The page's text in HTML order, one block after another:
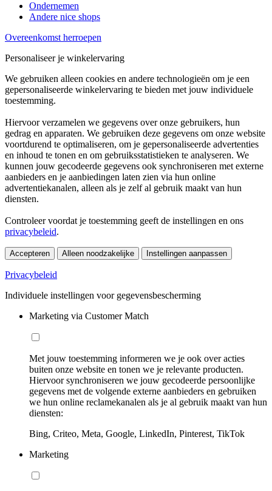
Ondernemen
Andere nice shops
Overeenkomst herroepen
Personaliseer je winkelervaring
We gebruiken alleen cookies en andere technologieën om je een
gepersonaliseerde winkelervaring te bieden met jouw individuele
toestemming.
Hiervoor verzamelen we gegevens over onze gebruikers, hun
gedrag en apparaten. We gebruiken deze gegevens om onze website
voortdurend te optimaliseren, om je gepersonaliseerde advertenties
en inhoud te tonen en om gebruiksstatistieken te analyseren. We
kunnen jouw gecodeerde gegevens ook synchroniseren met externe
aanbieders en je aanbiedingen laten zien via hun online
advertentiekanalen, alleen als je zelf al gebruik maakt van hun
diensten.
Controleer voordat je toestemming geeft de instellingen en ons
privacybeleid.
Accepteren Alleen noodzakelijke Instellingen aanpassen
Privacybeleid
Individuele instellingen voor gegevensbescherming
Marketing via Customer Match
Met jouw toestemming informeren we je ook over acties
buiten onze website en tonen we je relevante producten.
Hiervoor synchroniseren we jouw gecodeerde persoonlijke
gegevens met de volgende externe aanbieders en gebruiken
we hun online reclamekanalen als je al gebruik maakt van hun
diensten:
Bing, Criteo, Meta, Google, LinkedIn, Pinterest, TikTok
Marketing